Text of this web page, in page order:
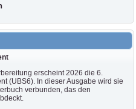
erscheint 2026 die 6.
(UBS6). In dieser Ausgabe wird sie
verbunden, das den